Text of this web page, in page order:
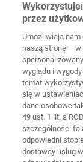
Strona
główna
Ogólne
przez
Umożliwiają nam
naszą stronę –
wyglądu i
temat
się w
dane osobowe
49 ust. 1 lit. a
szczególności
odpowiedni
dostawcy usług